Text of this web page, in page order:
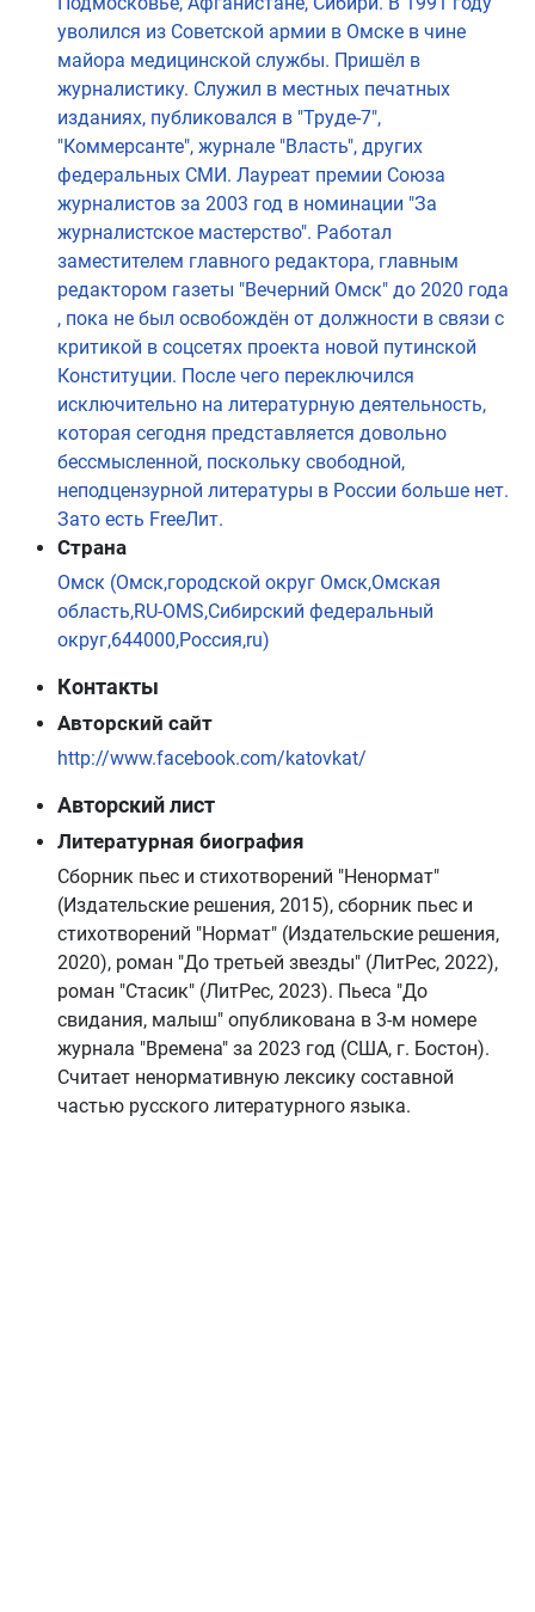
уволился из Советской армии в Омске в чине
майора медицинской службы. Пришёл в
журналистику. Служил в местных печатных
изданиях, публиковался в "Труде-7",
"Коммерсанте", журнале "Власть", других
федеральных СМИ. Лауреат премии Союза
журналистов за 2003 год в номинации "За
журналистское мастерство". Работал
заместителем главного редактора, главным
редактором газеты "Вечерний Омск" до 2020 года
, пока не был освобождён от должности в связи с
критикой в соцсетях проекта новой путинской
Конституции. После чего переключился
исключительно на литературную деятельность,
которая сегодня представляется довольно
бессмысленной, поскольку свободной,
неподцензурной литературы в России больше нет.
Зато есть FreeЛит.
Страна
Омск (Омск,городской округ Омск,Омская
область,RU-OMS,Сибирский федеральный
округ,644000,Россия,ru)
Контакты
Авторский сайт
http://www.facebook.com/katovkat/
Авторский лист
Литературная биография
Сборник пьес и стихотворений "Ненормат"
(Издательские решения, 2015), сборник пьес и
стихотворений "Нормат" (Издательские решения,
2020), роман "До третьей звезды" (ЛитРес, 2022),
роман "Стасик" (ЛитРес, 2023). Пьеса "До
свидания, малыш" опубликована в 3-м номере
журнала "Времена" за 2023 год (США, г. Бостон).
Считает ненормативную лексику составной
частью русского литературного языка.